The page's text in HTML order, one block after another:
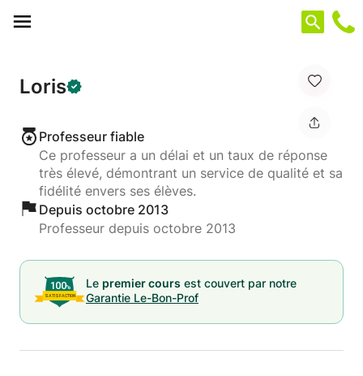
Loris
Professeur fiable
Ce professeur a un délai et un taux de réponse
très élevé, démontrant un service de qualité et sa
fidélité envers ses élèves.
Depuis octobre 2013
Professeur depuis octobre 2013
Le premier cours est couvert par notre
Garantie Le-Bon-Prof